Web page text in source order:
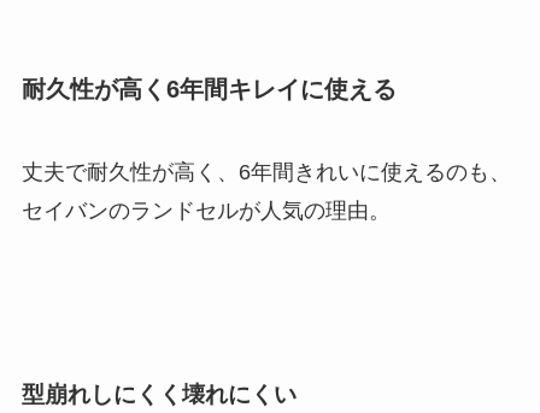
耐久性が高く6年間キレイに使える
丈夫で耐久性が高く、6年間きれいに使えるのも、
セイバンのランドセルが人気の理由。
型崩れしにくく壊れにくい